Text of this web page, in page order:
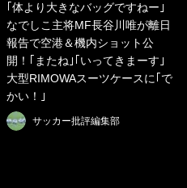
｢体より大きなバッグですねー｣
なでしこ主将MF長谷川唯が離日
報告で空港＆機内ショット公
開！｢またね｣｢いってきまーす｣
大型RIMOWAスーツケースに｢で
かい！｣
サッカー批評編集部